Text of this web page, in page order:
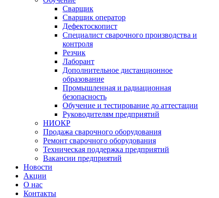
Сварщик
Сварщик оператор
Дефектоскопист
Специалист сварочного производства и
контроля
Резчик
Лаборант
Дополнительное дистанционное
образование
Промышленная и радиационная
безопасность
Обучение и тестирование до аттестации
Руководителям предприятий
НИОКР
Продажа сварочного оборудования
Ремонт сварочного оборудования
Техническая поддержка предприятий
Вакансии предприятий
Новости
Акции
О нас
Контакты